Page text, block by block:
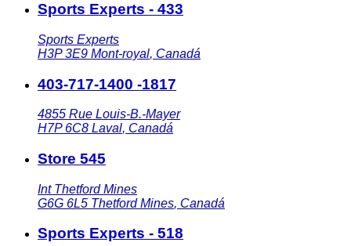
Sports Experts - 433
Sports Experts
H3P 3E9 Mont-royal, Canadá
403-717-1400 -1817
4855 Rue Louis-B.-Mayer
H7P 6C8 Laval, Canadá
Store 545
Int Thetford Mines
G6G 6L5 Thetford Mines, Canadá
Sports Experts - 518